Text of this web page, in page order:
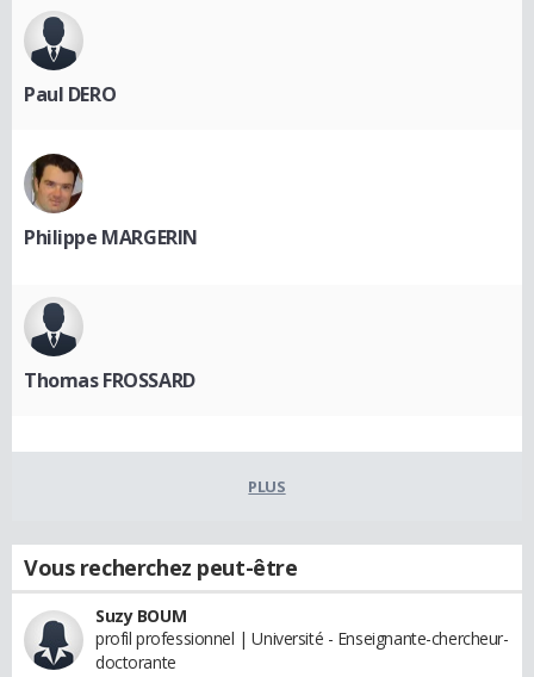
Paul DERO
Philippe MARGERIN
Thomas FROSSARD
PLUS
Vous recherchez peut-être
Suzy BOUM
profil professionnel | Université - Enseignante-chercheur-
doctorante